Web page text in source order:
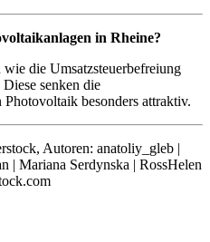
in Rheine?
wie die Umsatzsteuerbefreiung
senken die
besonders attraktiv.
Autoren: anatoliy_gleb |
| Mariana Serdynska | RossHelen